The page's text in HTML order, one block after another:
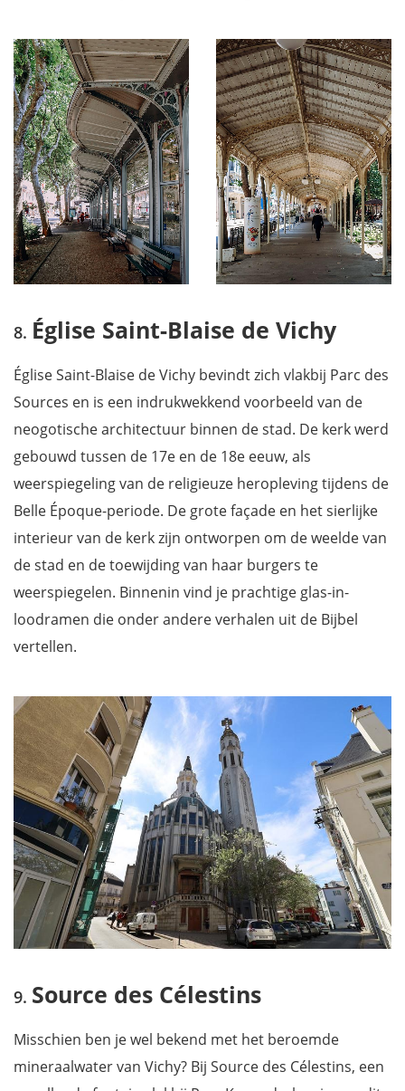
Église Saint-Blaise de Vichy
Église Saint-Blaise de Vichy bevindt zich vlakbij Parc des
Sources en is een indrukwekkend voorbeeld van de
neogotische architectuur binnen de stad. De kerk werd
gebouwd tussen de 17e en de 18e eeuw, als
weerspiegeling van de religieuze heropleving tijdens de
Belle Époque-periode. De grote façade en het sierlijke
interieur van de kerk zijn ontworpen om de weelde van
de stad en de toewijding van haar burgers te
weerspiegelen. Binnenin vind je prachtige glas-in-
loodramen die onder andere verhalen uit de Bijbel
vertellen.
Source des Célestins
Misschien ben je wel bekend met het beroemde
mineraalwater van Vichy? Bij Source des Célestins, een